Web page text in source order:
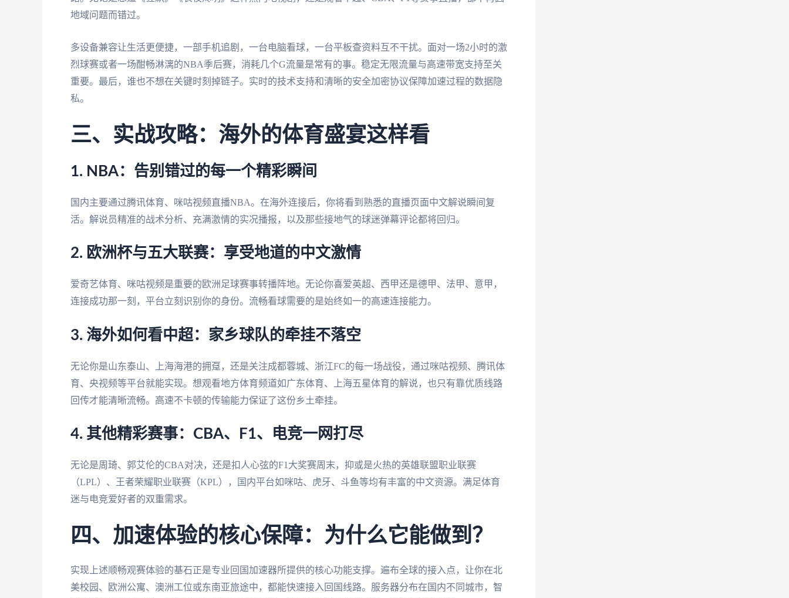
地域问题而错过。
多设备兼容让生活更便捷，一部手机追剧，一台电脑看球，一台平板查资料互不干扰。面对一场2小时的激
烈球赛或者一场酣畅淋漓的NBA季后赛，消耗几个G流量是常有的事。稳定无限流量与高速带宽支持至关
重要。最后，谁也不想在关键时刻掉链子。实时的技术支持和清晰的安全加密协议保障加速过程的数据隐
私。
三、实战攻略：海外的体育盛宴这样看
1. NBA：告别错过的每一个精彩瞬间
国内主要通过腾讯体育、咪咕视频直播NBA。在海外连接后，你将看到熟悉的直播页面中文解说瞬间复
活。解说员精准的战术分析、充满激情的实况播报，以及那些接地气的球迷弹幕评论都将回归。
2. 欧洲杯与五大联赛：享受地道的中文激情
爱奇艺体育、咪咕视频是重要的欧洲足球赛事转播阵地。无论你喜爱英超、西甲还是德甲、法甲、意甲，
连接成功那一刻，平台立刻识别你的身份。流畅看球需要的是始终如一的高速连接能力。
3. 海外如何看中超：家乡球队的牵挂不落空
无论你是山东泰山、上海海港的拥趸，还是关注成都蓉城、浙江FC的每一场战役，通过咪咕视频、腾讯体
育、央视频等平台就能实现。想观看地方体育频道如广东体育、上海五星体育的解说，也只有靠优质线路
回传才能清晰流畅。高速不卡顿的传输能力保证了这份乡土牵挂。
4. 其他精彩赛事：CBA、F1、电竞一网打尽
无论是周琦、郭艾伦的CBA对决，还是扣人心弦的F1大奖赛周末，抑或是火热的英雄联盟职业联赛
（LPL）、王者荣耀职业联赛（KPL），国内平台如咪咕、虎牙、斗鱼等均有丰富的中文资源。满足体育
迷与电竞爱好者的双重需求。
四、加速体验的核心保障：为什么它能做到？
实现上述顺畅观赛体验的基石正是专业回国加速器所提供的核心功能支撑。遍布全球的接入点，让你在北
美校园、欧洲公寓、澳洲工位或东南亚旅途中，都能快速接入回国线路。服务器分布在国内不同城市，智